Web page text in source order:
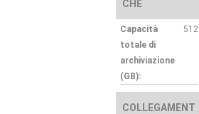
CHE
Capacità
totale di
archiviazione
(GB):
512
COLLEGAMENT